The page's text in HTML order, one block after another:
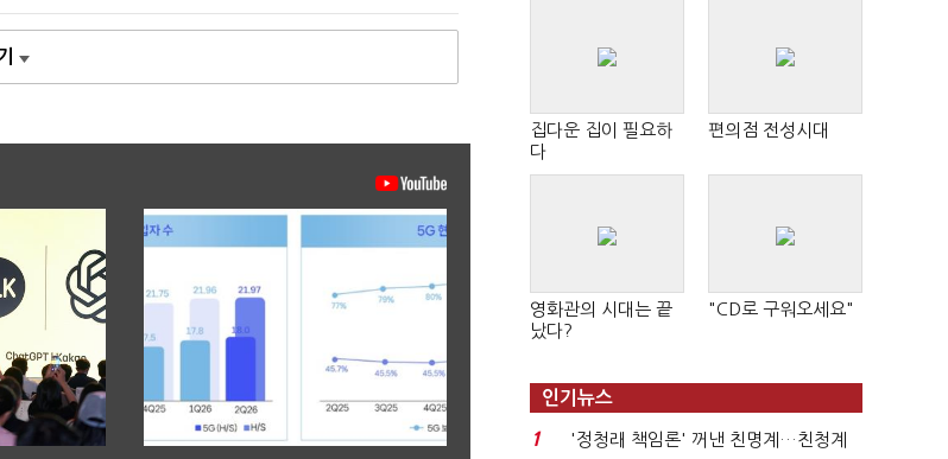
집다운 집이 필요하
다
편의점 전성시대
영화관의 시대는 끝
났다?
"CD로 구워오세요"
인기뉴스
1
'정청래 책임론' 꺼낸 친명계…친청계